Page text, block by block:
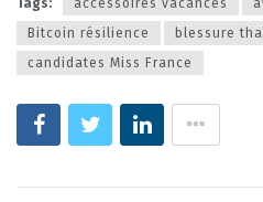
Bitcoin résilience
blessure
candidates Miss France